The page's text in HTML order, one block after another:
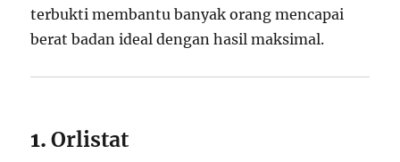
terbukti membantu banyak orang mencapai
berat badan ideal dengan hasil maksimal.
1.Orlistat